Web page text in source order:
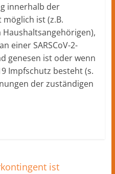
innerhalb der
ist (z.B.
einer SARSCoV-2-
genesen ist oder wenn
Impfschutz besteht (s.
der zuständigen
ist